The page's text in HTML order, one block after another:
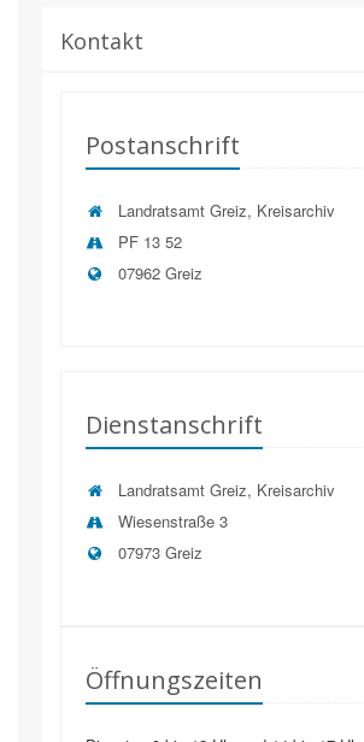
Kontakt
Postanschrift
Landratsamt Greiz, Kreisarchiv
PF 13 52
07962 Greiz
Dienstanschrift
Landratsamt Greiz, Kreisarchiv
Wiesenstraße 3
07973 Greiz
Öffnungszeiten